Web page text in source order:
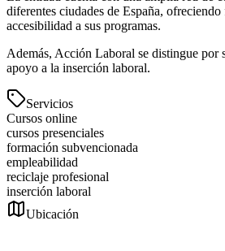
diferentes ciudades de España,
accesibilidad a sus programas.
Además, Acción Laboral se distingue por
apoyo a la inserción laboral.
Servicios
Cursos online
cursos presenciales
formación subvencionada
empleabilidad
reciclaje profesional
inserción laboral
Ubicación